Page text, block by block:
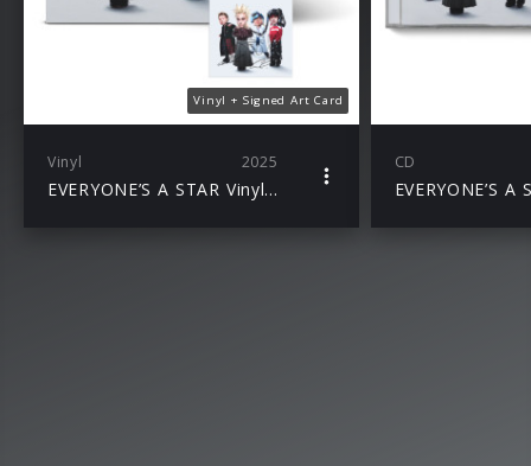
Vinyl + Signed Art Card
Vinyl 2025
EVERYONE’S A STAR Vinyl + Signed Art Card
CD